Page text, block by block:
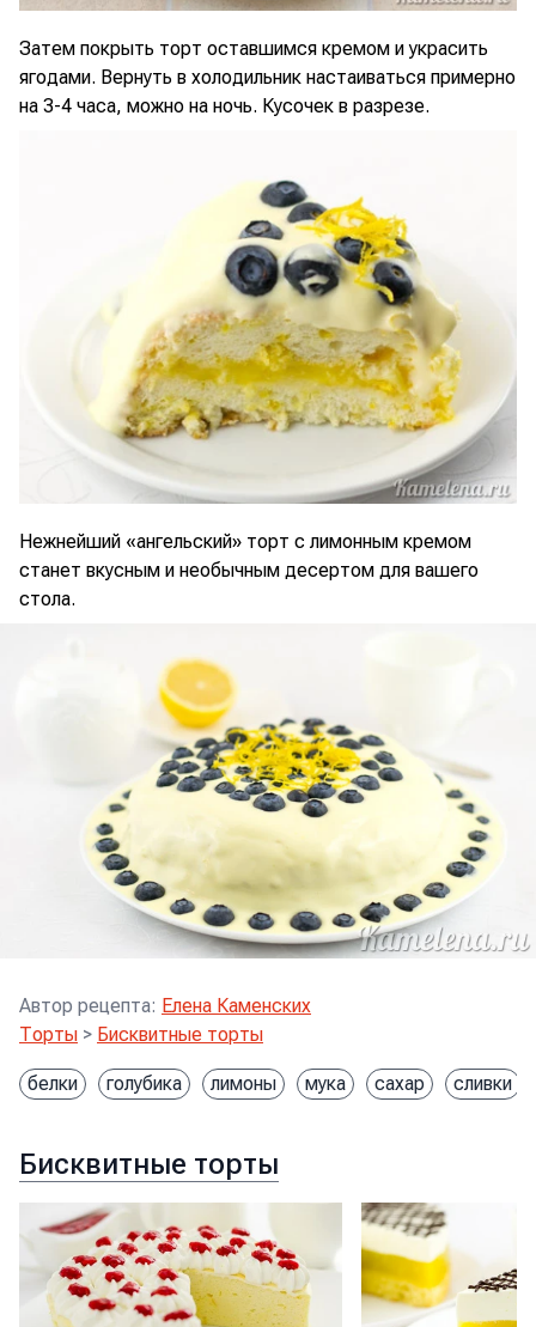
Затем покрыть торт оставшимся кремом и украсить
ягодами. Вернуть в холодильник настаиваться примерно
на 3-4 часа, можно на ночь. Кусочек в разрезе.
Нежнейший «ангельский» торт с лимонным кремом
станет вкусным и необычным десертом для вашего
стола.
Автор рецепта: Елена Каменских
Торты > Бисквитные торты
белки голубика лимоны мука сахар сливки
Бисквитные торты